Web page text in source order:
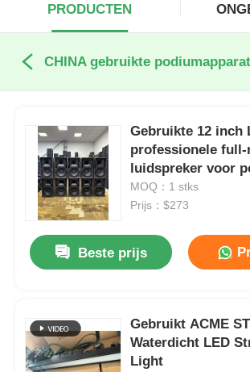
PRODUCTEN
CHINA gebruikte
Gebruikte 12 inch
professionele full-
luidspreker voor
KTV
MOQ：1 stks
Prijs：$273
Beste prijs
Gebruikt ACME
Waterdicht LED
Light